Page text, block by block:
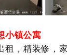
小镇公寓
租，精装修，